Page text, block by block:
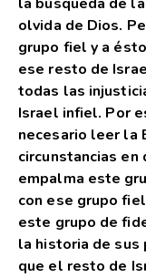
olvida de Dios.
grupo fiel y a
ese resto de
todas las
Israel infiel. Por
necesario leer la
circunstancias en
empalma este
con ese grupo
este grupo de
la historia de sus
que el resto de